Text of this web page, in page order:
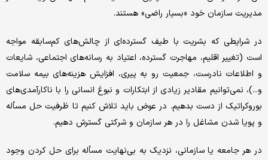
مدیریت سازمان خود «بسیار راضی» هستند.
در شرایطی که بشریت با طیف گسترده‌ای از چالش‌های کم‌سابقه مواجه
است (تغییر اقلیم، مهاجرت گسترده، اعتیاد به رسانه‌های اجتماعی، شایعات
و اطلاعات نادرست، جمعیت رو به پیری، افزایش هزینه‌های بیمه سلامت
و...)، نمی‌توانیم مقادیر زیادی از ابتکارات و نبوغ انسانی را با ناکارآمدی‌های
بوروکراتیک از دست بدهیم. در عوض باید تلاش کنیم تا ظرفیت حل مسأله
و پویا شدن مشاغل را در هر سازمان و شرکتی گسترش دهیم.
در هر جامعه یا سازمانی، نزدیک به بی‌نهایت مسأله برای حل کردن وجود